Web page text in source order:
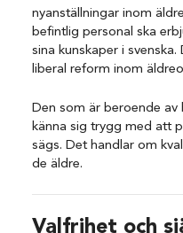
nyanställningar inom
befintlig personal ska
sina kunskaper i
liberal reform inom
Den som är beroende av
känna sig trygg med att
sägs. Det handlar om
de äldre.
Valfrihet och